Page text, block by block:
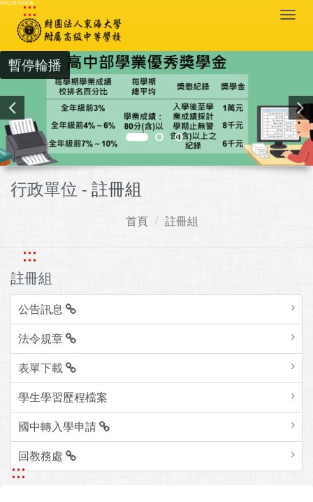
跳到主要內容區塊
:::
暫停輪播
行政單位 - 註冊組
首頁 註冊組
:::
註冊組
公告訊息
法令規章
表單下載
學生學習歷程檔案
國中轉入學申請
回教務處
:::